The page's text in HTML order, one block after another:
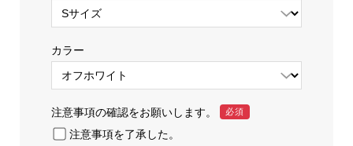
カラー
注意事項の確認をお願いします。 必須
注意事項を了承した。